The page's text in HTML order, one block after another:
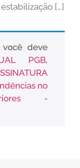
[…]
você deve
PGB,
no
-